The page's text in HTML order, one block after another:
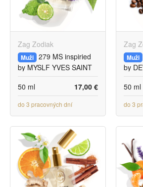
Zag Zodiak
Muži 279 MS inspiried
by MYSLF YVES SAINT
LAURENT
17,00 €
50 ml
do 3 pracovných dní
Zag
Muži
by
50 ml
do 3